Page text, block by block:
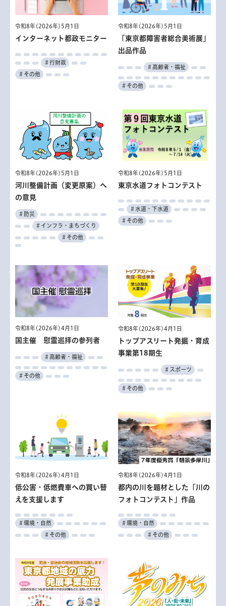
令和8年(2026年)5月1日
インターネット都政モニター
＃行財政
＃その他
令和8年(2026年)5月1日
「東京都障害者総合美術展」
出品作品
＃高齢者・福祉
＃その他
令和8年(2026年)5月1日
河川整備計画（変更原案）へ
の意見
＃防災
＃インフラ・まちづくり
＃その他
令和8年(2026年)5月1日
東京水道フォトコンテスト
＃水道・下水道
＃その他
令和8年(2026年)4月1日
国主催 慰霊巡拝の参列者
＃高齢者・福祉
＃その他
令和8年(2026年)4月1日
トップアスリート発掘・育成
事業第18期生
＃スポーツ
＃その他
令和8年(2026年)4月1日
低公害・低燃費車への買い替
えを支援します
＃環境・自然
＃その他
令和8年(2026年)4月1日
都内の川を題材とした「川の
フォトコンテスト」作品
＃環境・自然
＃その他